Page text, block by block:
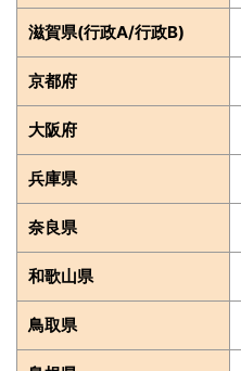
滋賀県(行政A/行政B)
京都府
大阪府
兵庫県
奈良県
和歌山県
鳥取県